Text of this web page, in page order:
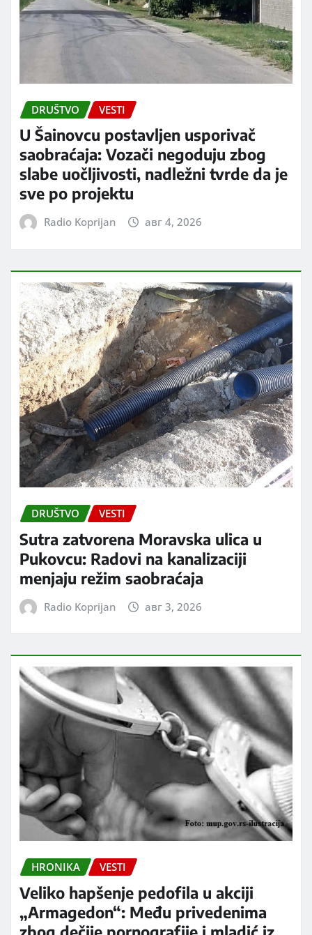
DRUŠTVO VESTI
U Šainovcu postavljen usporivač
saobraćaja: Vozači negoduju zbog
slabe uočljivosti, nadležni tvrde da je
sve po projektu
Radio Koprijan авг 4, 2026
DRUŠTVO VESTI
Sutra zatvorena Moravska ulica u
Pukovcu: Radovi na kanalizaciji
menjaju režim saobraćaja
Radio Koprijan авг 3, 2026
HRONIKA VESTI
Veliko hapšenje pedofila u akciji
„Armagedon“: Među privedenima